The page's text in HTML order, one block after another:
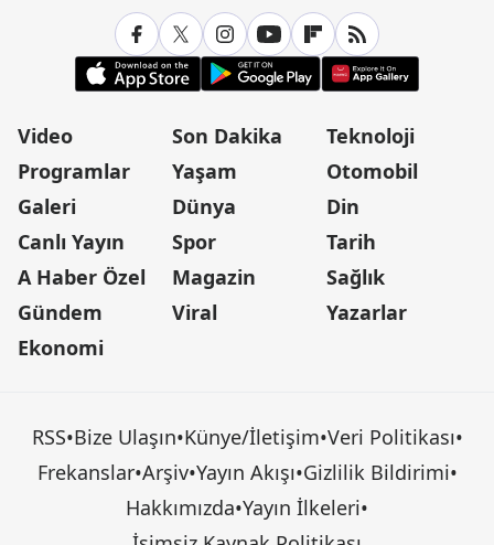
Video
Programlar
Galeri
Canlı Yayın
A Haber Özel
Gündem
Ekonomi
Son Dakika
Yaşam
Dünya
Spor
Magazin
Viral
Teknoloji
Otomobil
Din
Tarih
Sağlık
Yazarlar
RSS•Bize Ulaşın•Künye/İletişim•Veri Politikası•
Frekanslar•Arşiv•Yayın Akışı•Gizlilik Bildirimi•
Hakkımızda•Yayın İlkeleri•